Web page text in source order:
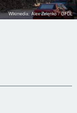
Wikimedia: Alex Zelenko / GFDL